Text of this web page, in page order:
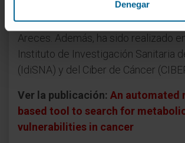
Denegar
instituciones privadas como la
Española Contra el Cáncer y la
Areces. Además, ha sido realizado
Instituto de Investigación Sanitaria
(IdiSNA) y del Ciber de Cáncer
Ver la publicación: An automated
based tool to search for
vulnerabilities in cancer